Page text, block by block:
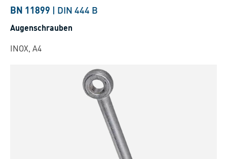
BN 11899 | DIN 444 B
Augenschrauben
INOX, A4